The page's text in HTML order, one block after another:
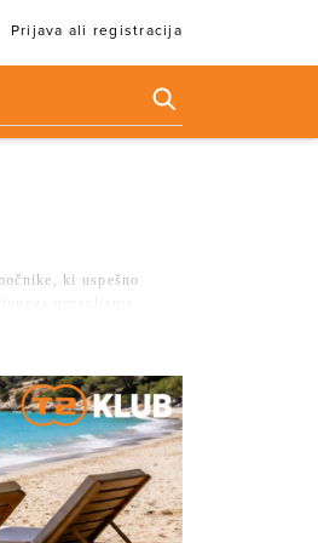
Prijava ali registracija
ki uspešno
upravljanja
Od robustnih